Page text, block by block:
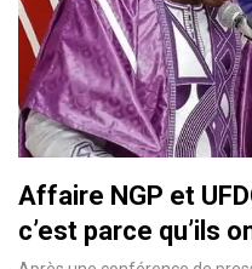
Affaire NGP et
c’est parce qu’ils